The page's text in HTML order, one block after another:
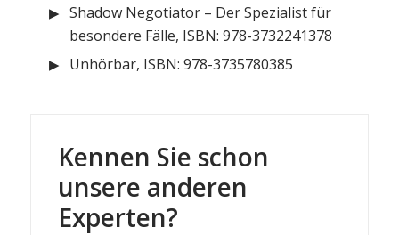
Shadow Negotiator – Der Spezialist für
besondere Fälle, ISBN: 978-3732241378
Unhörbar, ISBN: 978-3735780385
Kennen Sie schon
unsere anderen
Experten?